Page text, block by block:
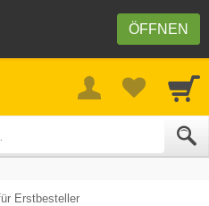
ÖFFNEN
Erstbesteller